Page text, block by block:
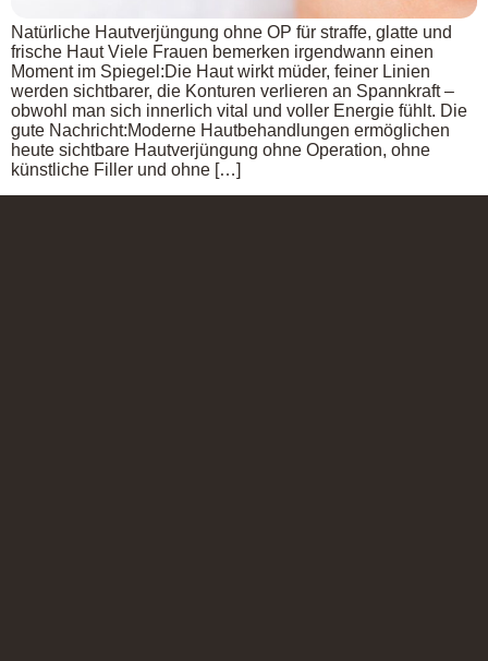
Natürliche Hautverjüngung ohne OP für straffe, glatte und
frische Haut Viele Frauen bemerken irgendwann einen
Moment im Spiegel:Die Haut wirkt müder, feiner Linien
werden sichtbarer, die Konturen verlieren an Spannkraft –
obwohl man sich innerlich vital und voller Energie fühlt. Die
gute Nachricht:Moderne Hautbehandlungen ermöglichen
heute sichtbare Hautverjüngung ohne Operation, ohne
künstliche Filler und ohne […]